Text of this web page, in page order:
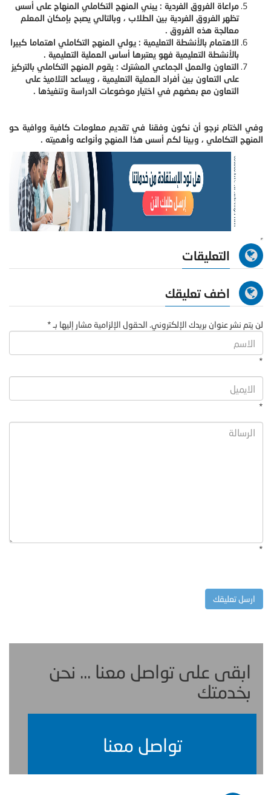
مراعاة الفروق الفردية : يبني المنهج التكاملي المنهاج على أسس
تظهر الفروق الفردية بين الطلاب ، وبالتالي يصبح بإمكان المعلم
معالجة هذه الفروق .
الاهتمام بالأنشطة التعليمية : يولي المنهج التكاملي اهتماما كبيرا
بالأنشطة التعليمية فهو يعتبرها أساس العملية التعليمية .
التعاون والعمل الجماعي المشترك : يقوم المنهج التكاملي بالتركيز
على التعاون بين أفراد العملية التعليمية ، ويساعد التلاميذ على
التعاون مع بعضهم في اختيار موضوعات الدراسة وتنفيذها .
وفي الختام نرجو أن نكون وفقنا في تقديم معلومات كافية ووافية حو
المنهج التكاملي ، وبينا لكم أسس هذا المنهج وأنواعه وأهميته .
التعليقات
اضف تعليقك
لن يتم نشر عنوان بريدك الإلكتروني. الحقول الإلزامية مشار إليها بـ *
*
*
*
ابقى على تواصل معنا ... نحن
بخدمتك
تواصل معنا